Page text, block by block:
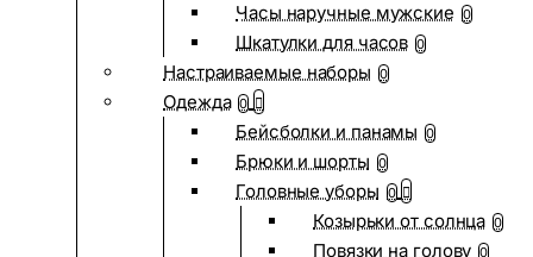
Часы наручные мужские 0
Шкатулки для часов 0
Настраиваемые наборы 0
Одежда 0
Бейсболки и панамы 0
Брюки и шорты 0
Головные уборы 0
Козырьки от солнца 0
Повязки на голову 0